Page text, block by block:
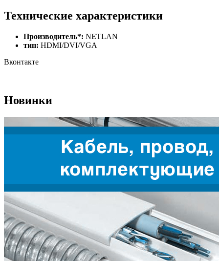
Технические характеристики
Производитель*: NETLAN
тип: HDMI/DVI/VGA
Вконтакте
Новинки